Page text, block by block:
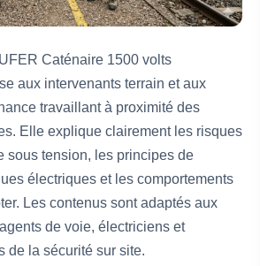
Caténaire 1500 volts
aux intervenants terrain et aux
travaillant à proximité des
Elle explique clairement les risques
sous tension, les principes de
électriques et les comportements
Les contenus sont adaptés aux
de voie, électriciens et
de la sécurité sur site.